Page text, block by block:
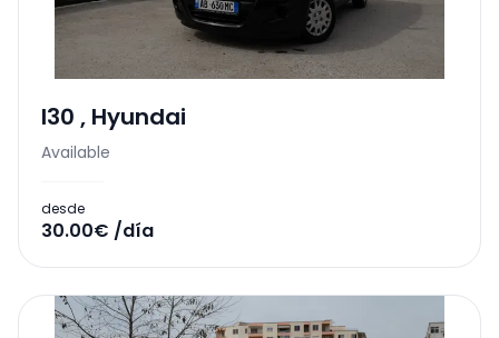
I30 , Hyundai
Available
desde
30.00€ /día